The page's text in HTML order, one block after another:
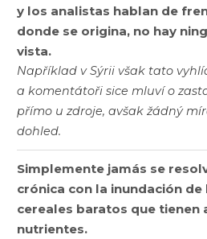
y los analistas hablan de
donde se origina, no hay
vista.
Například v Sýrii však tato
a komentátoři sice mluví o
přímo u zdroje, avšak žádný
dohled.
Simplemente jamás se
crónica con la inundación
cereales baratos que tienen
nutrientes.